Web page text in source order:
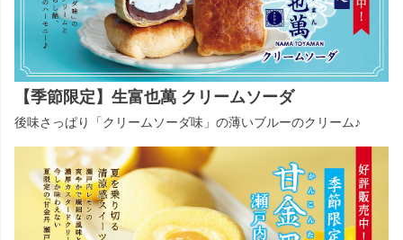
【季節限定】生富也萬 クリームソーダ
後味さっぱり「クリームソーダ味」の薄いブルーのクリーム♪